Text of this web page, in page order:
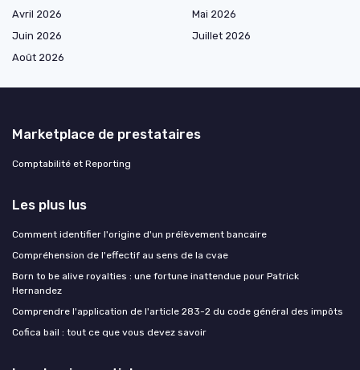
Avril 2026
Mai 2026
Juin 2026
Juillet 2026
Août 2026
Marketplace de prestataires
Comptabilité et Reporting
Les plus lus
Comment identifier l'origine d'un prélèvement bancaire
Compréhension de l'effectif au sens de la cvae
Born to be alive royalties : une fortune inattendue pour Patrick
Hernandez
Comprendre l'application de l'article 283-2 du code général des impôts
Cofica bail : tout ce que vous devez savoir